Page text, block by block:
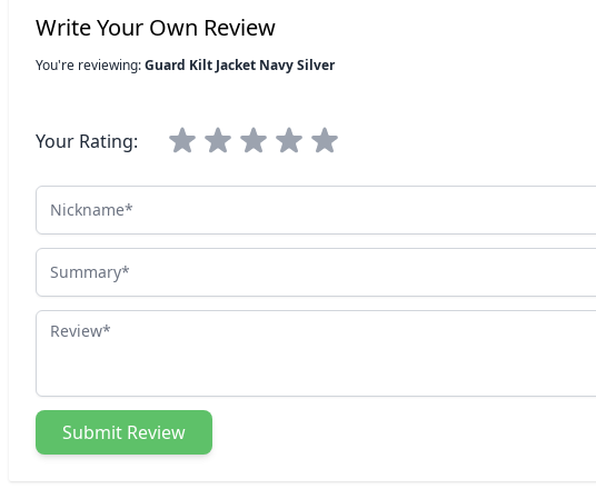
Write Your Own Review
You're reviewing:Guard Kilt Jacket Navy Silver
Your Rating:
Nickname
Summary
Review
Submit Review